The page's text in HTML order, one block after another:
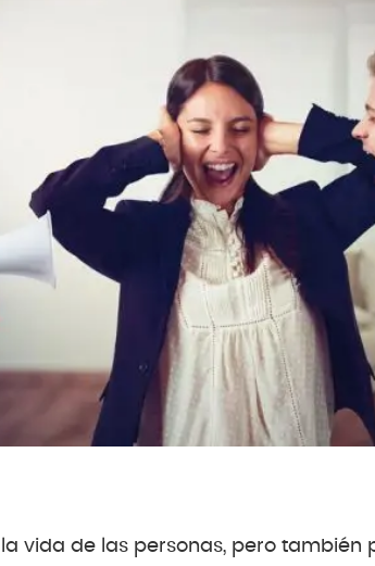
vida de las personas, pero también